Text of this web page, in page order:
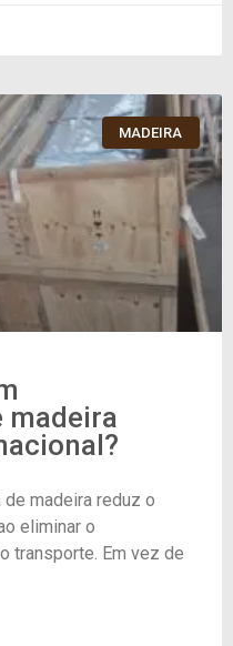
MADEIRA
madeira
madeira reduz o
eliminar o
transporte. Em vez de